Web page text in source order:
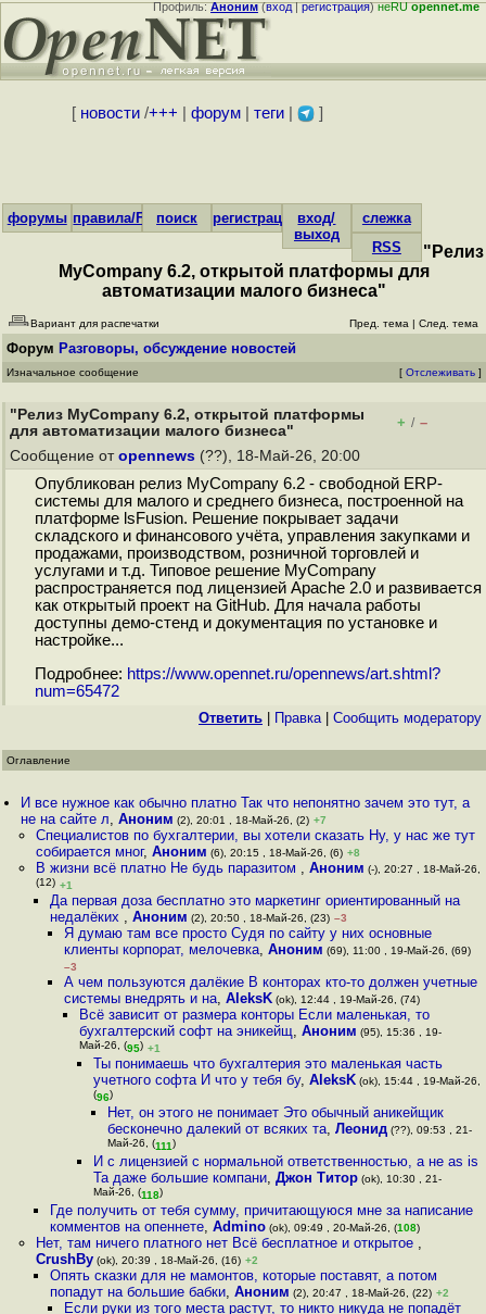
Профиль:Аноним(вход|регистрация)неRUopennet.me
[ новости/+++ форум| теги| ]
форумы правила/FAQпоиск регистрациявход/
выход
слежка
RSS
"Релиз
MyCompany 6.2, открытой платформы для
автоматизации малого бизнеса"
Вариант для распечатки Пред. тема | След. тема
Форум Разговоры, обсуждение новостей
Изначальное сообщение [ Отслеживать ]
"Релиз MyCompany 6.2, открытой платформы
для автоматизации малого бизнеса"
+ / –
Сообщение от opennews (??), 18-Май-26, 20:00
Опубликован релиз MyCompany 6.2 - свободной ERP-
системы для малого и среднего бизнеса, построенной на
платформе lsFusion. Решение покрывает задачи
складского и финансового учёта, управления закупками и
продажами, производством, розничной торговлей и
услугами и т.д. Типовое решение MyCompany
распространяется под лицензией Apache 2.0 и развивается
как открытый проект на GitHub. Для начала работы
доступны демо-стенд и документация по установке и
настройке...
Подробнее: https://www.opennet.ru/opennews/art.shtml?
num=65472
Ответить Правка| Cообщить модератору
Оглавление
И все нужное как обычно платно Так что непонятно зачем это тут, а
не на сайте л,Аноним (2), 20:01 , 18-Май-26, (2) +7
Специалистов по бухгалтерии, вы хотели сказать Ну, у нас же тут
собирается мног, Аноним (6), 20:15 , 18-Май-26, (6) +8
В жизни всё платно Не будь паразитом , Аноним (-), 20:27 , 18-Май-26,
(12) +1
Да первая доза бесплатно это маркетинг ориентированный на
недалёких , Аноним (2), 20:50 , 18-Май-26, (23) –3
Я думаю там все просто Судя по сайту у них основные
клиенты корпорат, мелочевка,Аноним (69), 11:00 , 19-Май-26, (69)
–3
А чем пользуются далёкие В конторах кто-то должен учетные
системы внедрять и на,AleksK (ok), 12:44 , 19-Май-26, (74)
Всё зависит от размера конторы Если маленькая, то
бухгалтерский софт на эникейщ, Аноним (95), 15:36 , 19-
Май-26, (95) +1
Ты понимаешь что бухгалтерия это маленькая часть
учетного софта И что у тебя бу, AleksK(ok), 15:44 , 19-Май-26,
(96)
Нет, он этого не понимает Это обычный аникейщик
бесконечно далекий от всяких та,Леонид (??), 09:53 , 21-
Май-26, (111)
И с лицензией с нормальной ответственностью, а не as is
Та даже большие компани, Джон Титор(ok), 10:30 , 21-
Май-26, (118)
Где получить от тебя сумму, причитающуюся мне за написание
комментов на опеннете, Admino(ok), 09:49 , 20-Май-26, (108)
Нет, там ничего платного нет Всё бесплатное и открытое ,
CrushBy(ok), 20:39 , 18-Май-26, (16) +2
Опять сказки для не мамонтов, которые поставят, а потом
попадут на большие бабки, Аноним (2), 20:47 , 18-Май-26, (22) +2
Если руки из того места растут, то никто никуда не попадёт